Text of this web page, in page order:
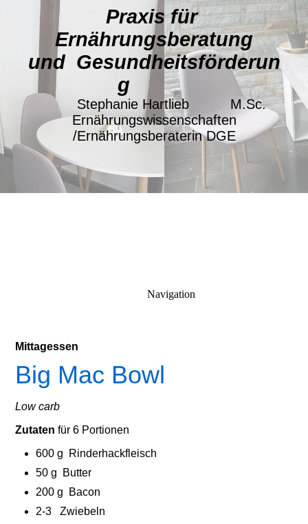
Praxis für
Ernährungsberatung
und Gesundheitsförderun
g
Stephanie Hartlieb
M.Sc.
Ernährungswissenschaften
/Ernährungsberaterin DGE
Navigation
Mittagessen
Big Mac Bowl
Low carb
Zutaten für 6 Portionen
600 g Rinderhackfleisch
50 g Butter
200 g Bacon
2-3 Zwiebeln